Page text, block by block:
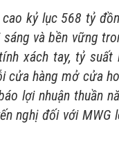
kỷ lục 568 tỷ
và bền vững
xách tay, tỷ suất
cửa hàng mở cửa
lợi nhuận thuần
nghị đối với MWG